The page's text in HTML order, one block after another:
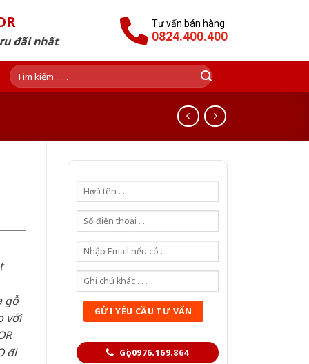
đãi nhất
Tư vấn bán hàng
0824.400.400
Tìm
kiếm:
Gọi 0976.169.864
gỗ
với
đi